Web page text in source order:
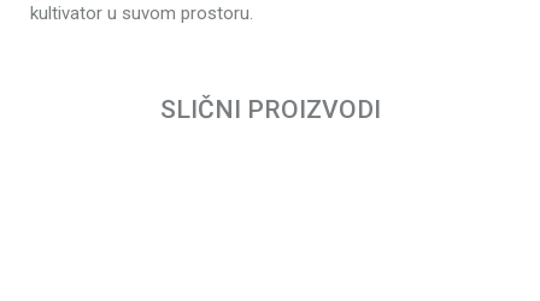
Broj brzina (napred/nazad) -
Direktan
kultivator u suvom prostoru.
SLIČNI PROIZVODI